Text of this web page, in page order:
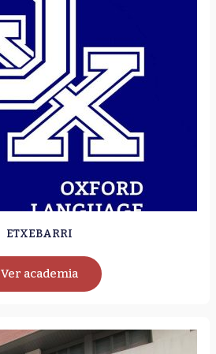
ETXEBARRI
Ver academia